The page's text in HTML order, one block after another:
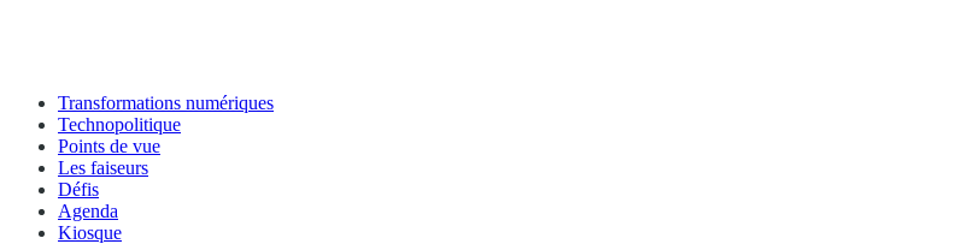
Transformations numériques
Technopolitique
Points de vue
Les faiseurs
Défis
Agenda
Kiosque